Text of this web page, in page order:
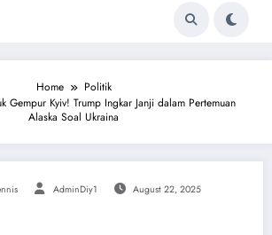
Home
Politik
Gempur Kyiv! Trump Ingkar Janji dalam Pertemuan
Alaska Soal Ukraina
AdminDiy1 August 22, 2025